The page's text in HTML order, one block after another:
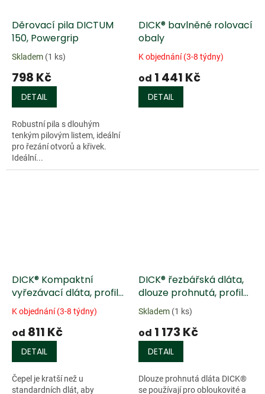
Děrovací pila DICTUM
150, Powergrip
Skladem (1 ks)
798 Kč
DETAIL
Robustní pila s dlouhým
tenkým pilovým listem, ideální
pro řezání otvorů a křivek.
Ideální...
DICK® bavlněné rolovací
obaly
K objednání (3-8 týdny)
od 1 441 Kč
DETAIL
DICK® Kompaktní
vyřezávací dláta, profil
5, 6, 7, 8
K objednání (3-8 týdny)
od 811 Kč
DETAIL
Čepel je kratší než u
standardních dlát, aby
DICK® řezbářská dláta,
dlouze prohnutá, profil
17, 18
Skladem (1 ks)
od 1 173 Kč
DETAIL
Dlouze prohnutá dláta DICK®
se používají pro obloukovité a